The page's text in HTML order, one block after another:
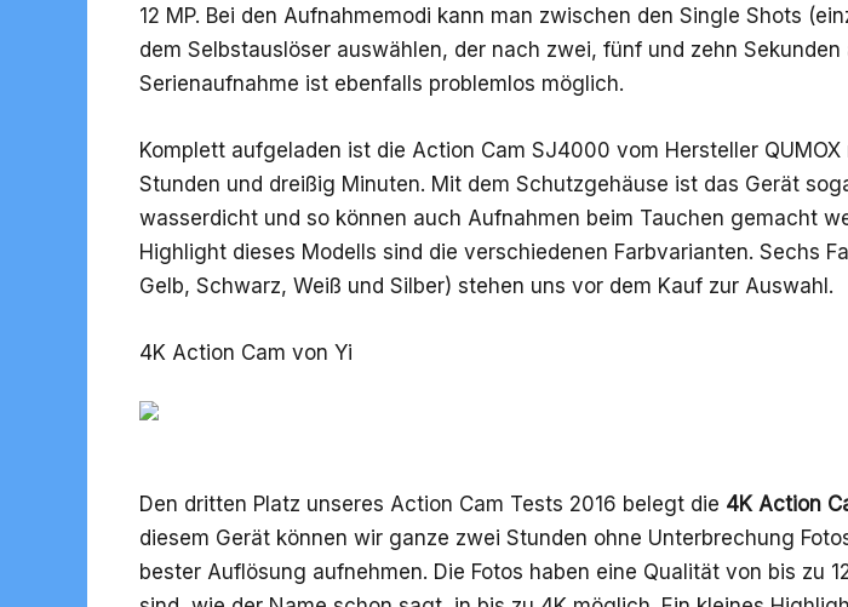
12 MP. Bei den Aufnahmemodi kann man zwischen den Single Shots
dem Selbstauslöser auswählen, der nach zwei, fünf und zehn Sekunden
Serienaufnahme ist ebenfalls problemlos möglich.
Komplett aufgeladen ist die Action Cam SJ4000 vom Hersteller
Stunden und dreißig Minuten. Mit dem Schutzgehäuse ist das Gerät
wasserdicht und so können auch Aufnahmen beim Tauchen gemacht
Highlight dieses Modells sind die verschiedenen Farbvarianten. Sechs
Gelb, Schwarz, Weiß und Silber) stehen uns vor dem Kauf zur Auswahl.
4K Action Cam von Yi
Den dritten Platz unseres Action Cam Tests 2016 belegt die 4K Action
diesem Gerät können wir ganze zwei Stunden ohne Unterbrechung
bester Auflösung aufnehmen. Die Fotos haben eine Qualität von bis zu